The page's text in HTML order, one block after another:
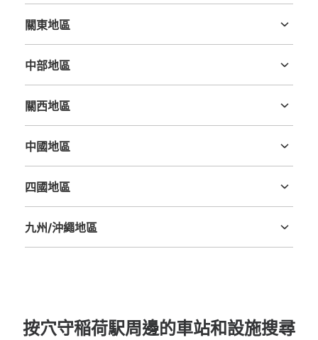
關東地區
中部地區
關西地區
中國地區
四國地區
九州/沖繩地區
按穴守稲荷駅周邊的車站和設施搜尋